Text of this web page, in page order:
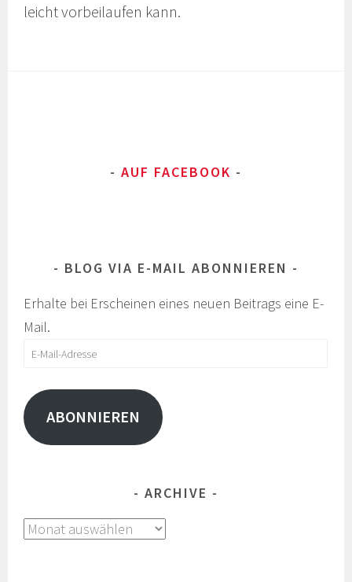
leicht vorbeilaufen kann.
AUF FACEBOOK
BLOG VIA E-MAIL ABONNIEREN
Erhalte bei Erscheinen eines neuen Beitrags eine E-
Mail.
E-
Adresse
ABONNIEREN
ARCHIVE
Archive